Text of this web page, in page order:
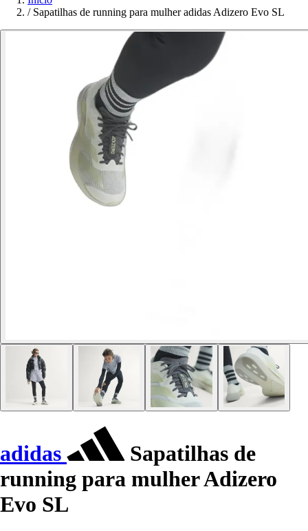
/ Sapatilhas de running para mulher adidas Adizero Evo SL
adidas
Sapatilhas de
running para mulher Adizero
Evo SL